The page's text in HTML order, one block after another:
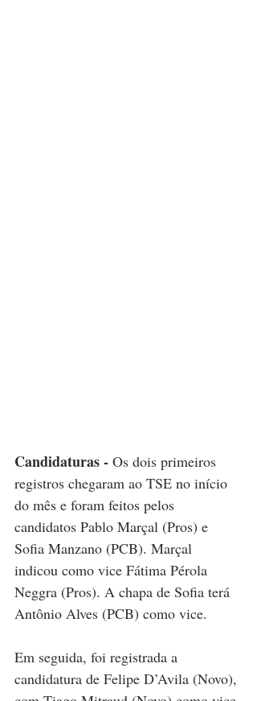
Candidaturas - Os dois primeiros
registros chegaram ao TSE no início
do mês e foram feitos pelos
candidatos Pablo Marçal (Pros) e
Sofia Manzano (PCB). Marçal
indicou como vice Fátima Pérola
Neggra (Pros). A chapa de Sofia terá
Antônio Alves (PCB) como vice.
Em seguida, foi registrada a
candidatura de Felipe D’Avila (Novo),